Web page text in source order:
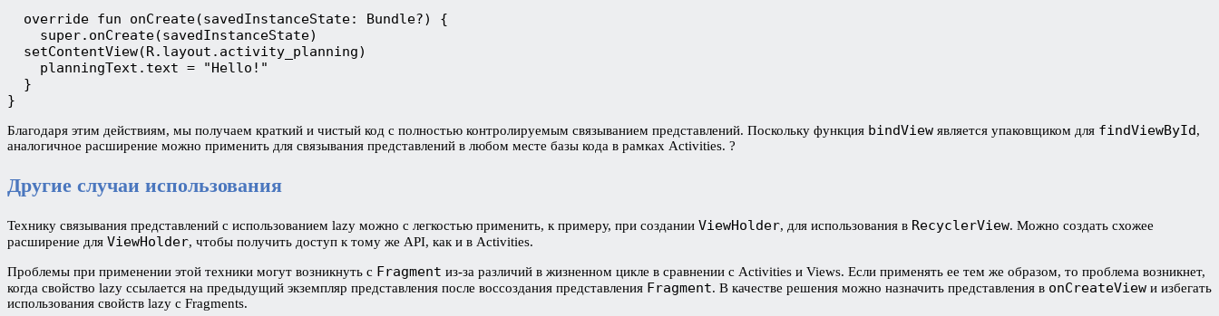
  override fun onCreate(savedInstanceState: Bundle?) {
    super.onCreate(savedInstanceState)
  setContentView(R.layout.activity_planning)
    planningText.text = "Hello!"
  }
}
Благодаря этим действиям, мы получаем краткий и чистый код с полностью контролируемым связыванием представлений. Поскольку функция bindView является упаковщиком для findViewById,
аналогичное расширение можно применить для связывания представлений в любом месте базы кода в рамках Activities. ?
Другие случаи использования
Технику связывания представлений с использованием lazy можно с легкостью применить, к примеру, при создании ViewHolder, для использования в RecyclerView. Можно создать схожее
расширение для ViewHolder, чтобы получить доступ к тому же API, как и в Activities.
Проблемы при применении этой техники могут возникнуть с Fragment из-за различий в жизненном цикле в сравнении с Activities и Views. Если применять ее тем же образом, то проблема возникнет,
когда свойство lazy ссылается на предыдущий экземпляр представления после воссоздания представления Fragment. В качестве решения можно назначить представления в onCreateView и избегать
использования свойств lazy с Fragments.